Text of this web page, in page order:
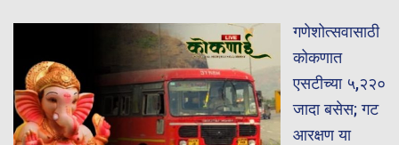
गणेशोत्सवासाठी
कोकणात
एसटीच्या ५,२२०
जादा बसेस; गट
आरक्षण या